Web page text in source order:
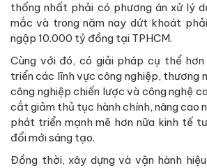
thống nhất phải có phương án xử lý
mắc và trong năm nay dứt khoát
ngập 10.000 tỷ đồng tại TPHCM.
Cùng với đó, có giải pháp cụ thể
triển các lĩnh vực công nghiệp, thương
công nghiệp chiến lược và công nghệ
cắt giảm thủ tục hành chính, nâng cao
phát triển mạnh mẽ hơn nữa kinh tế
đổi mới sáng tạo.
Đồng thời, xây dựng và vận hành